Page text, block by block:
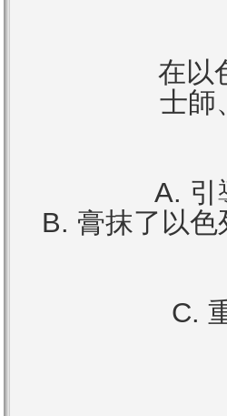
在以
士師
A. 引
B. 膏抹了以
C.